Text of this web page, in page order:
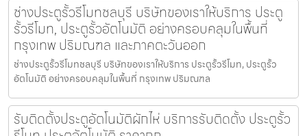
ช่างประตูรั้วรีโมทชลบุรี บริษัทของเราให้บริการ ประตู
รั้วรีโมท, ประตูรั้วอัตโนมัติ อย่างครอบคลุมในพื้นที่
กรุงเทพ ปริมณฑล และภาคตะวันออก
ช่างประตูรั้วรีโมทชลบุรี บริษัทของเราให้บริการ ประตูรั้วรีโมท, ประตูรั้ว
อัตโนมัติ อย่างครอบคลุมในพื้นที่ กรุงเทพ ปริมณฑล
รับติดตั้งประตูอัตโนมัติผักไห่ บริการรับติดตั้ง ประตูรั้ว